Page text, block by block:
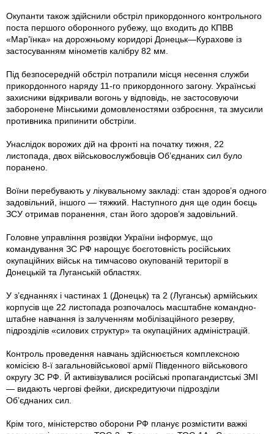
Окупанти також здійснили обстріл прикордонного контрольного
поста першого оборонного рубежу, що входить до КПВВ
«Мар’їнка» на дорожньому коридорі Донецьк—Курахове із
застосуванням мінометів калібру 82 мм.
Під безпосередній обстріл потрапили місця несення служби
прикордонного наряду 11-го прикордонного загону. Українські
захисники відкривали вогонь у відповідь, не застосовуючи
заборонене Мінськими домовленостями озброєння, та змусили
противника припинити обстріли.
Унаслідок ворожих дій на фронті на початку тижня, 22
листопада, двох військовослужбовців Об’єднаних сил було
поранено.
Воїни перебувають у лікувальному закладі: стан здоров’я одного
задовільний, іншого — тяжкий. Наступного дня ще один боєць
ЗСУ отримав поранення, стан його здоров’я задовільний.
Головне управління розвідки України інформує, що
командування ЗС РФ нарощує боєготовність російських
окупаційних військ на тимчасово окупованій території в
Донецькій та Луганській областях.
У з’єднаннях і частинах 1 (Донецьк) та 2 (Луганськ) армійських
корпусів ще 22 листопада розпочалось масштабне командно-
штабне навчання із залученням мобілізаційного резерву,
підрозділів «силових структур» та окупаційних адміністрацій.
Контроль проведення навчань здійснюється комплексною
комісією 8-ї загальновійськової армії Південного військового
округу ЗС РФ. Й активізувалися російські пропагандистські ЗМІ
— видають чергові фейки, дискредитуючи підрозділи
Об’єднаних сил.
Крім того, міністерство оборони РФ планує розмістити важкі